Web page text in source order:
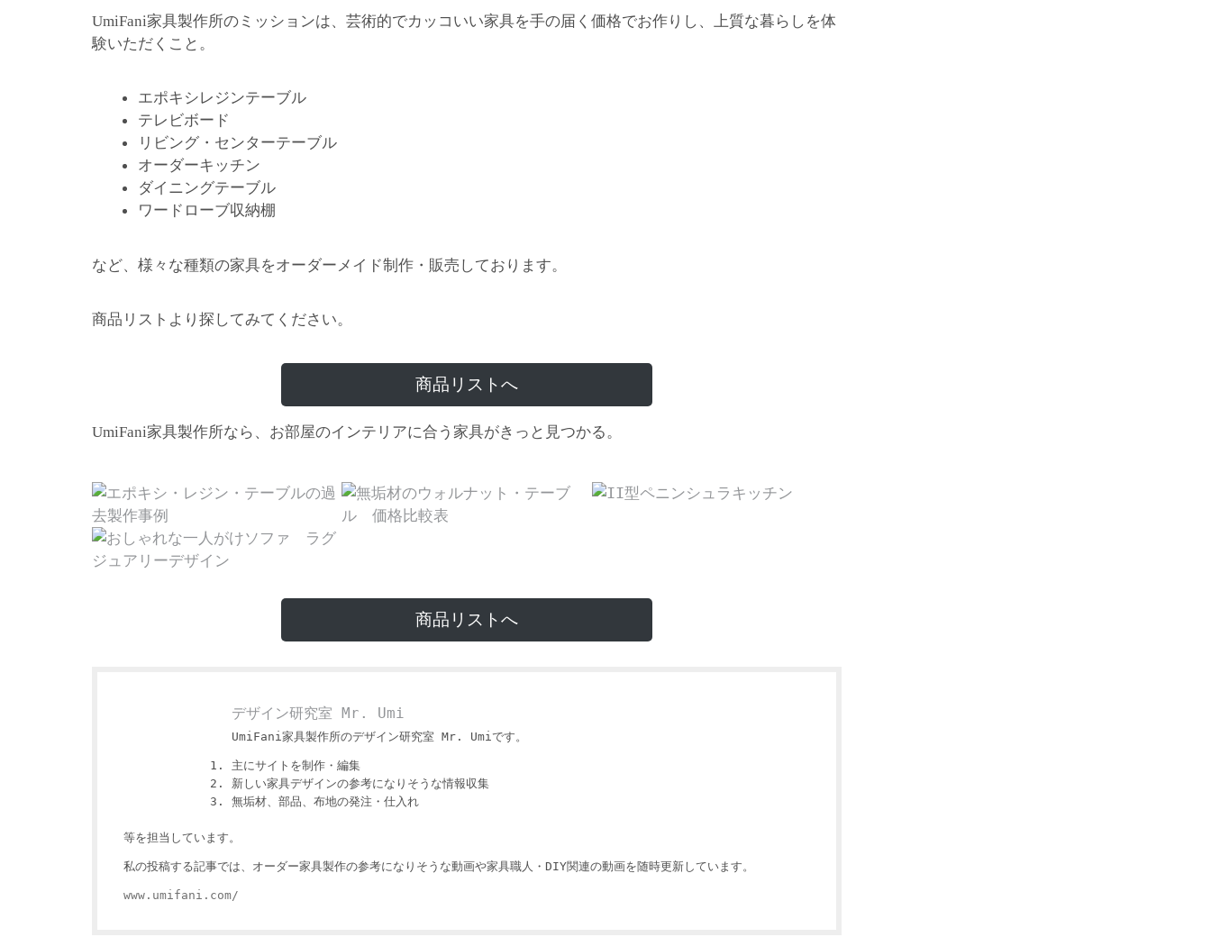
UmiFani家具製作所のミッションは、芸術的でカッコいい家具を手の届く価格でお作りし、上質な暮らしを体
験いただくこと。
エポキシレジンテーブル
テレビボード
リビング・センターテーブル
オーダーキッチン
ダイニングテーブル
ワードローブ収納棚
など、様々な種類の家具をオーダーメイド制作・販売しております。
商品リストより探してみてください。
商品リストへ
UmiFani家具製作所なら、お部屋のインテリアに合う家具がきっと見つかる。
商品リストへ
デザイン研究室 Mr. Umi
UmiFani家具製作所のデザイン研究室 Mr. Umiです。
主にサイトを制作・編集
新しい家具デザインの参考になりそうな情報収集
無垢材、部品、布地の発注・仕入れ
等を担当しています。
私の投稿する記事では、オーダー家具製作の参考になりそうな動画や家具職人・DIY関連の動画を随時更新しています。
www.umifani.com/